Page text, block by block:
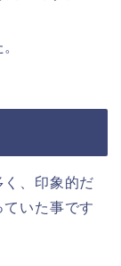
、印象的だ
いた事です